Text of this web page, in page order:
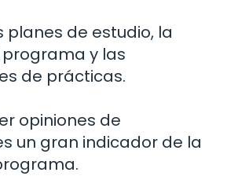
planes de estudio, la
y las
de prácticas.
opiniones de
un gran indicador de la